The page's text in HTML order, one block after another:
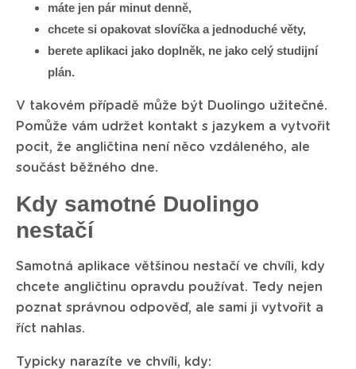
máte jen pár minut denně,
chcete si opakovat slovíčka a jednoduché věty,
berete aplikaci jako doplněk, ne jako celý studijní
plán.
V takovém případě může být Duolingo užitečné.
Pomůže vám udržet kontakt s jazykem a vytvořit
pocit, že angličtina není něco vzdáleného, ale
součást běžného dne.
Kdy samotné Duolingo
nestačí
Samotná aplikace většinou nestačí ve chvíli, kdy
chcete angličtinu opravdu používat. Tedy nejen
poznat správnou odpověď, ale sami ji vytvořit a
říct nahlas.
Typicky narazíte ve chvíli, kdy: